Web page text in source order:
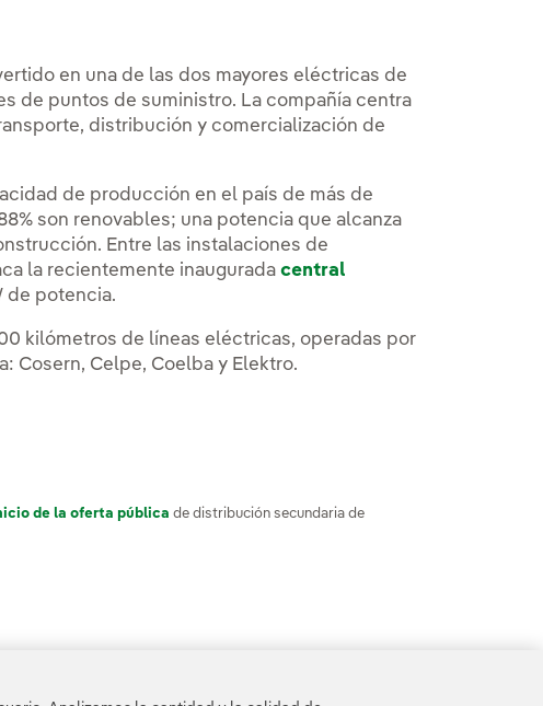
en una de las dos mayores eléctricas de
de puntos de suministro. La compañía centra
distribución y comercialización de
de producción en el país de más de
son renovables; una potencia que alcanza
Entre las instalaciones de
la recientemente inauguradacentral
de potencia.
kilómetros de líneas eléctricas, operadas por
Cosern, Celpe, Coelba y Elektro.
de la oferta pública de distribución secundaria de